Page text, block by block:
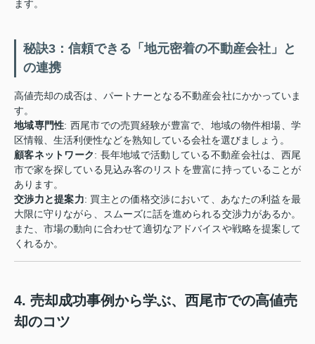
ます。
秘訣3：信頼できる「地元密着の不動産会社」と
の連携
高値売却の成否は、パートナーとなる不動産会社にかかっていま
す。
地域専門性: 西尾市での売買経験が豊富で、地域の物件相場、学
区情報、生活利便性などを熟知している会社を選びましょう。
顧客ネットワーク: 長年地域で活動している不動産会社は、西尾
市で家を探している見込み客のリストを豊富に持っていることが
あります。
交渉力と提案力: 買主との価格交渉において、あなたの利益を最
大限に守りながら、スムーズに話を進められる交渉力があるか。
また、市場の動向に合わせて適切なアドバイスや戦略を提案して
くれるか。
4. 売却成功事例から学ぶ、西尾市での高値売
却のコツ